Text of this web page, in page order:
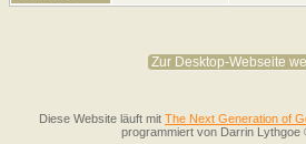
Zur Desktop-Webseite
Diese Website läuft mit The Next Generation of
programmiert von Darrin Lythgoe